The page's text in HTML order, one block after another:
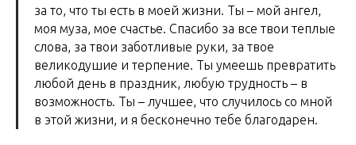
за то, что ты есть в моей жизни. Ты – мой ангел,
моя муза, мое счастье. Спасибо за все твои теплые
слова, за твои заботливые руки, за твое
великодушие и терпение. Ты умеешь превратить
любой день в праздник, любую трудность – в
возможность. Ты – лучшее, что случилось со мной
в этой жизни, и я бесконечно тебе благодарен.